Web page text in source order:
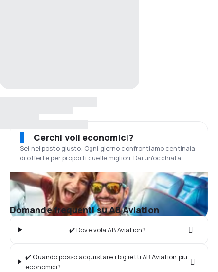
Cerchi voli economici?
Sei nel posto giusto. Ogni giorno confrontiamo centinaia
di offerte per proporti quelle migliori. Dai un'occhiata!
Domande frequenti su AB Aviation
✔️ Dove vola AB Aviation?
✔️ Quando posso acquistare i biglietti AB Aviation più
economici?